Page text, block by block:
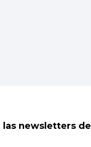
las newsletters de